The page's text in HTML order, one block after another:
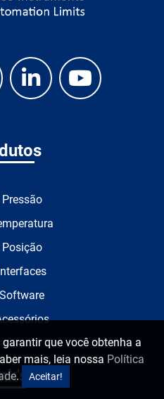
que você obtenha a
mais, leia nossa Política
. Aceitar!